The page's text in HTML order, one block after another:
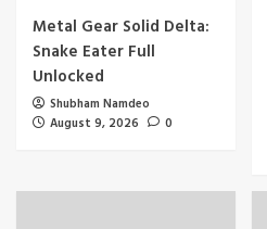
Metal Gear Solid Delta:
Snake Eater Full
Unlocked
Shubham Namdeo
August 9, 2026
0